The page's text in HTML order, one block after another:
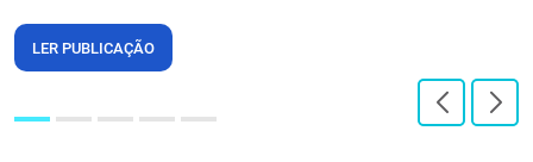
LER PUBLICAÇÃO